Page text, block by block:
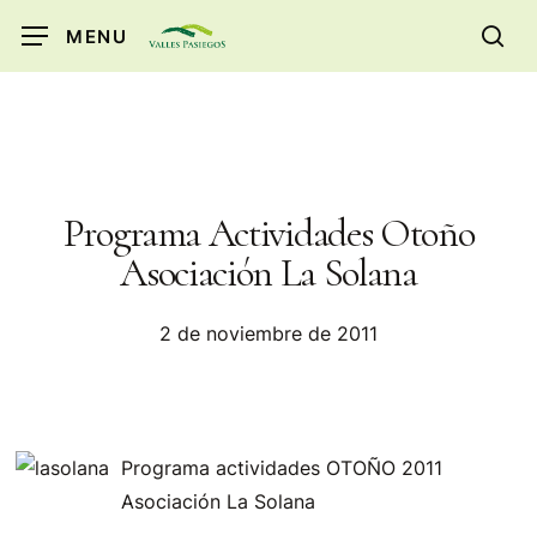
MENU
Programa Actividades Otoño
Asociación La Solana
2 de noviembre de 2011
Programa actividades OTOÑO 2011
Asociación La Solana